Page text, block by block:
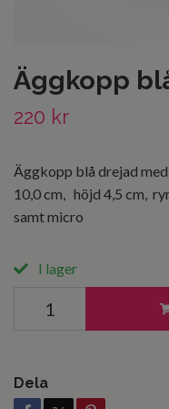
Äggkopp
220 kr
Äggkopp blå drejad
10,0 cm, höjd 4,5 cm,
samt micro
I lager
Dela